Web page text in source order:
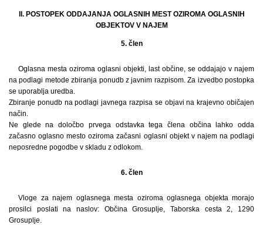
II. POSTOPEK ODDAJANJA OGLASNIH MEST OZIROMA OGLASNIH
OBJEKTOV V NAJEM
5. člen
Oglasna mesta oziroma oglasni objekti, last občine, se oddajajo v najem
na podlagi metode zbiranja ponudb z javnim razpisom. Za izvedbo postopka
se uporablja uredba.
Zbiranje ponudb na podlagi javnega razpisa se objavi na krajevno običajen
način.
Ne glede na določbo prvega odstavka tega člena občina lahko odda
začasno oglasno mesto oziroma začasni oglasni objekt v najem na podlagi
neposredne pogodbe v skladu z odlokom.
6. člen
Vloge za najem oglasnega mesta oziroma oglasnega objekta morajo
prosilci poslati na naslov: Občina Grosuplje, Taborska cesta 2, 1290
Grosuplje.